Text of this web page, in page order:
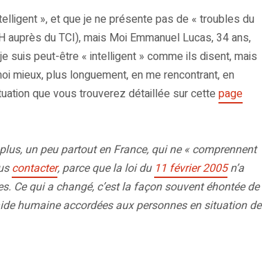
», et que je ne présente pas de « troubles du
du TCI), mais Moi Emmanuel Lucas, 34 ans,
suis peut-être « intelligent » comme ils disent, mais
mieux, plus longuement, en me rencontrant, en
que vous trouverez détaillée sur cette page
un peu partout en France, qui ne « comprennent
contacter, parce que la loi du 11 février 2005n’a
Ce qui a changé, c’est la façon souvent éhontée de
humaine accordées aux personnes en situation de